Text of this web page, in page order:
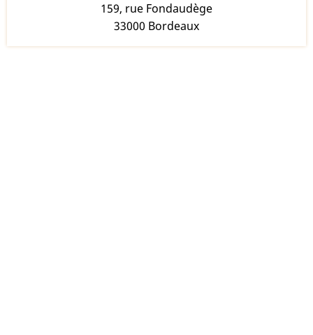
159, rue Fondaudège
33000 Bordeaux